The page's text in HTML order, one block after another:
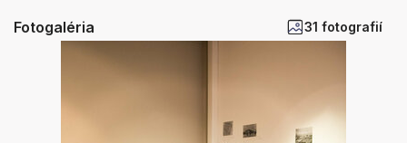
Fotogaléria 31 fotografií